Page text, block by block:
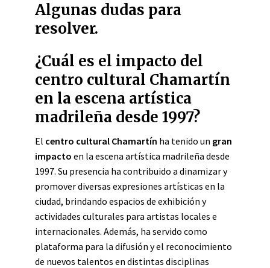
Algunas dudas para
resolver.
¿Cuál es el impacto del
centro cultural Chamartín
en la escena artística
madrileña desde 1997?
El centro cultural Chamartín ha tenido un gran
impacto en la escena artística madrileña desde
1997. Su presencia ha contribuido a dinamizar y
promover diversas expresiones artísticas en la
ciudad, brindando espacios de exhibición y
actividades culturales para artistas locales e
internacionales. Además, ha servido como
plataforma para la difusión y el reconocimiento
de nuevos talentos en distintas disciplinas